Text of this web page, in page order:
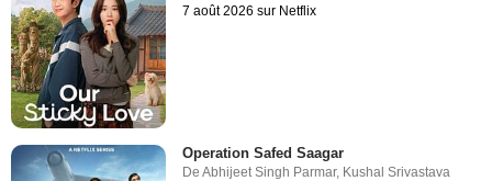
7 août 2026 sur Netflix
Operation Safed Saagar
DeAbhijeet Singh Parmar, Kushal Srivastava